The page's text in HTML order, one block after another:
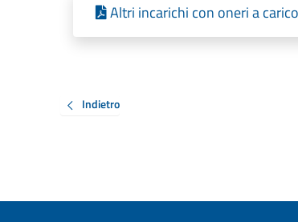
Altri incarichi con oneri a
Indietro